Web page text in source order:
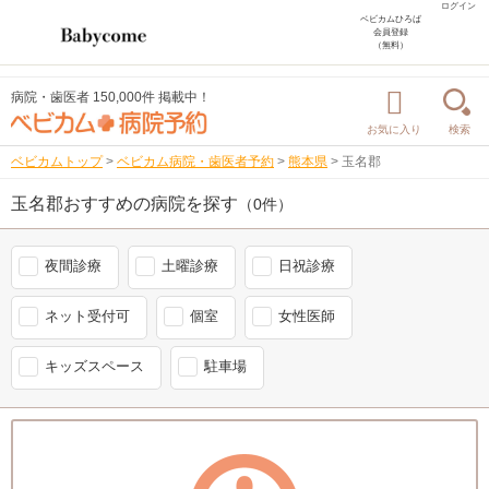
ログイン
ベビカムひろば
会員登録
（無料）
病院・歯医者 150,000件 掲載中！
お気に入り 検索
ベビカムトップ > ベビカム病院・歯医者予約 > 熊本県 > 玉名郡
玉名郡おすすめの病院を探す （0件）
夜間診療 土曜診療 日祝診療
ネット受付可 個室 女性医師
キッズスペース 駐車場